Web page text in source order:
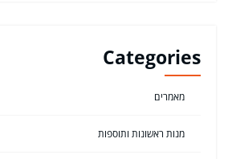
Categories
מאמרים
מנות ראשונות ותוספות